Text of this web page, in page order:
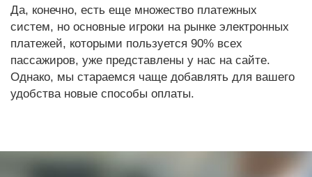
Да, конечно, есть еще множество платежных
систем, но основные игроки на рынке электронных
платежей, которыми пользуется 90% всех
пассажиров, уже представлены у нас на сайте.
Однако, мы стараемся чаще добавлять для вашего
удобства новые способы оплаты.